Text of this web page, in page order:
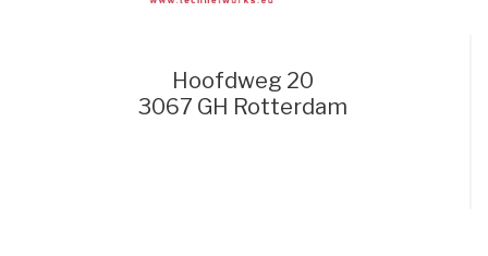
Hoofdweg 20
3067 GH Rotterdam